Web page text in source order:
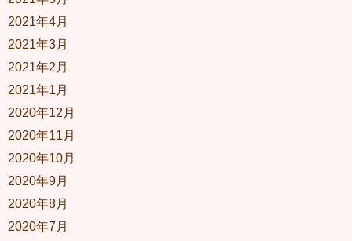
2021年4月
2021年3月
2021年2月
2021年1月
2020年12月
2020年11月
2020年10月
2020年9月
2020年8月
2020年7月